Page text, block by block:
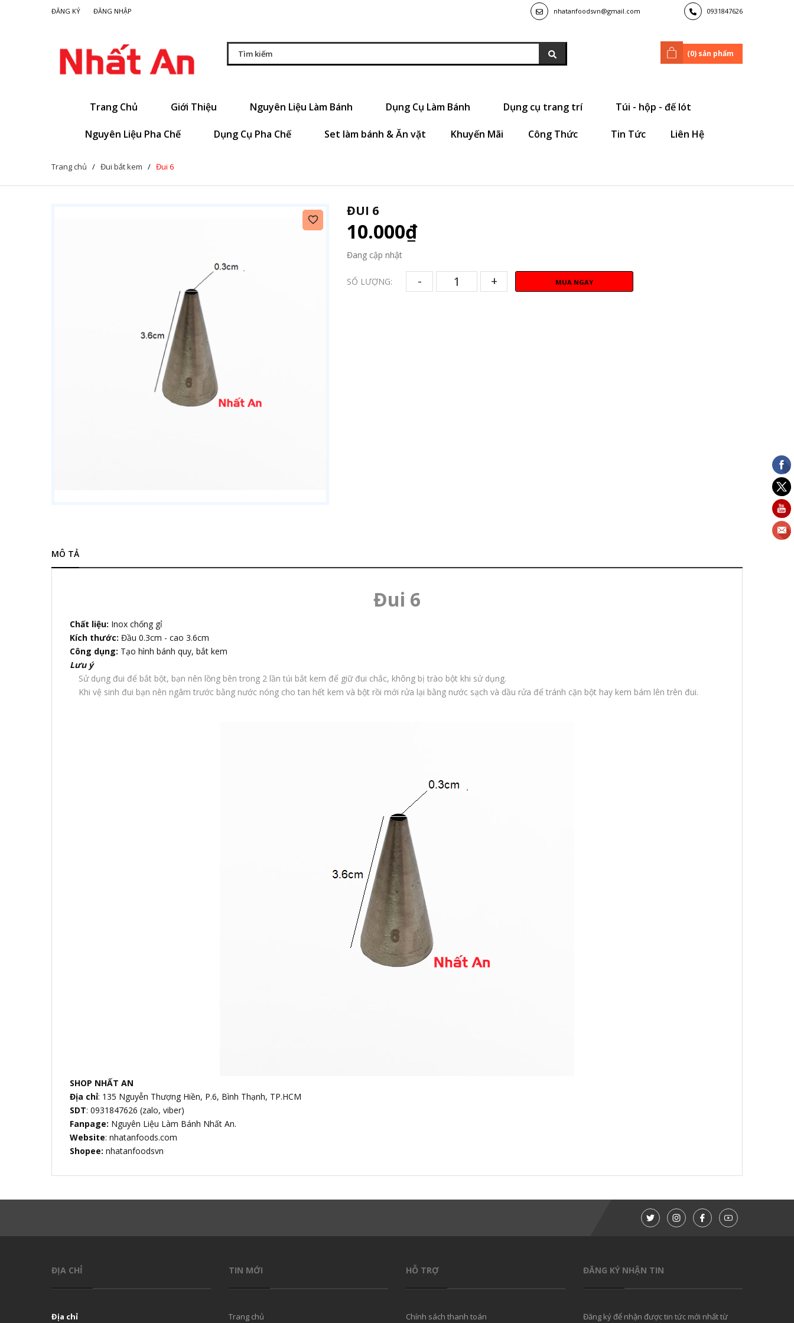
ĐĂNG KÝ ĐĂNG NHẬP nhatanfoodsvn@gmail.com 0931847626
(0) sản phẩm
Trang Chủ Giới Thiệu Nguyên Liệu Làm Bánh Dụng Cụ Làm Bánh Dụng cụ trang trí Túi - hộp - đế lót
Nguyên Liệu Pha Chế Dụng Cụ Pha Chế Set làm bánh & Ăn vặt Khuyến Mãi Công Thức Tin Tức Liên Hệ
Trang chủ / Đui bắt kem / Đui 6
ĐUI 6
10.000₫
Đang cập nhật
SỐ LƯỢNG: - + MUA NGAY
MÔ TẢ
Đui 6
Chất liệu: Inox chống gỉ
Kích thước: Đầu 0.3cm - cao 3.6cm
Công dụng: Tạo hình bánh quy, bắt kem
Lưu ý
Sử dụng đui để bắt bột, bạn nên lồng bên trong 2 lần túi bắt kem để giữ đui chắc, không bị trào bột khi sử dụng.
Khi vệ sinh đui bạn nên ngâm trước bằng nước nóng cho tan hết kem và bột rồi mới rửa lại bằng nước sạch và dầu rửa để tránh cặn bột hay kem bám lên trên đui.
SHOP NHẤT AN
Địa chỉ: 135 Nguyễn Thượng Hiền, P.6, Bình Thạnh, TP.HCM
SDT: 0931847626 (zalo, viber)
Fanpage: Nguyên Liệu Làm Bánh Nhất An.
Website: nhatanfoods.com
Shopee: nhatanfoodsvn
ĐỊA CHỈ
Địa chỉ
TIN MỚI
Trang chủ
HỖ TRỢ
Chính sách thanh toán
ĐĂNG KÝ NHẬN TIN
Đăng ký để nhận được tin tức mới nhất từ